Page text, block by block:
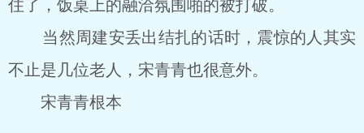
住了，饭桌上的融洽氛围啪的被打破。
当然周建安丢出结扎的话时，震惊的人其实
不止是几位老人，宋青青也很意外。
宋青青根本